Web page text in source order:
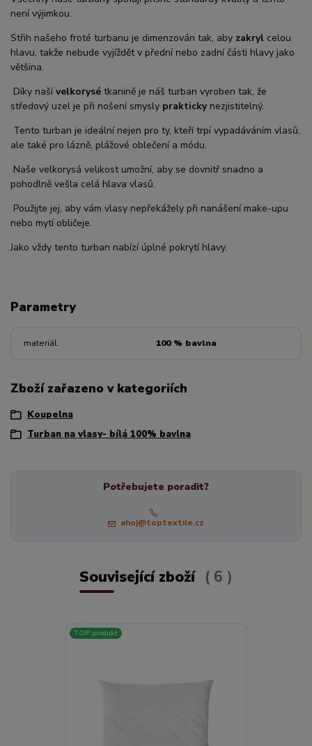
není výjimkou.
Střih našeho froté turbanu je dimenzován tak, aby zakryl celou
hlavu, takže nebude vyjíždět v přední nebo zadní části hlavy jako
většina.
Díky našívelkorysé tkanině je náš turban vyroben tak, že
středový uzel je při nošení smysly praktickynezjistitelný.
Tento turban je ideální nejen pro ty, kteří trpí vypadáváním vlasů,
ale také pro lázně, plážové oblečení a módu.
Naše velkorysá velikost umožní, aby se dovnitř snadno a
pohodlně vešla celá hlava vlasů.
Použijte jej, aby vám vlasy nepřekážely při nanášení make-upu
nebo mytí obličeje.
Jako vždy tento turban nabízí úplné pokrytí hlavy.
Parametry
materiál 100 % bavlna
Zboží zařazeno v kategoriích
Koupelna
Turban na vlasy- bílá 100% bavlna
Potřebujete poradit?
ahoj@toptextile.cz
Související zboží 6
TOP produkt